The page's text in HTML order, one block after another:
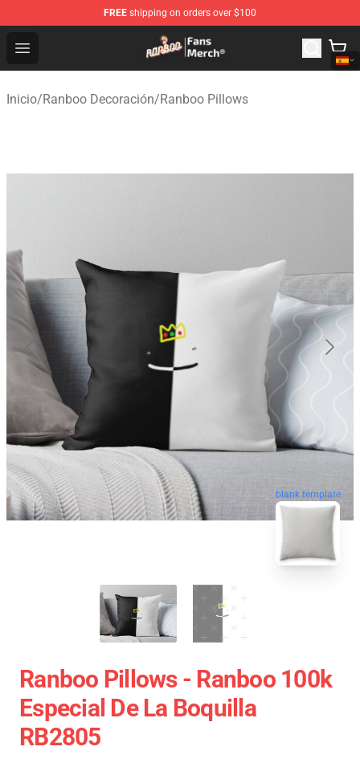
FREE shipping on orders over $100
Open menu
Ranboo Store - Official Ranboo Merchandise Shop
Inicio/Ranboo Decoración/Ranboo Pillows
blank template
Ranboo Pillows - Ranboo 100k
Especial De La Boquilla
RB2805